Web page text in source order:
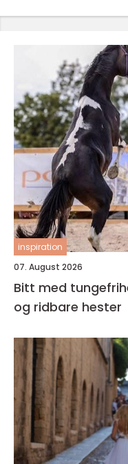
inspiration
07. August 2026
Bitt med
og ridbare hester